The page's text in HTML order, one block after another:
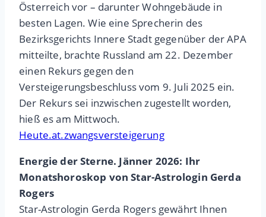
Österreich vor – darunter Wohngebäude in
besten Lagen. Wie eine Sprecherin des
Bezirksgerichts Innere Stadt gegenüber der APA
mitteilte, brachte Russland am 22. Dezember
einen Rekurs gegen den
Versteigerungsbeschluss vom 9. Juli 2025 ein.
Der Rekurs sei inzwischen zugestellt worden,
hieß es am Mittwoch.
Heute.at.zwangsversteigerung
Energie der Sterne. Jänner 2026: Ihr
Monatshoroskop von Star-Astrologin Gerda
Rogers
Star-Astrologin Gerda Rogers gewährt Ihnen